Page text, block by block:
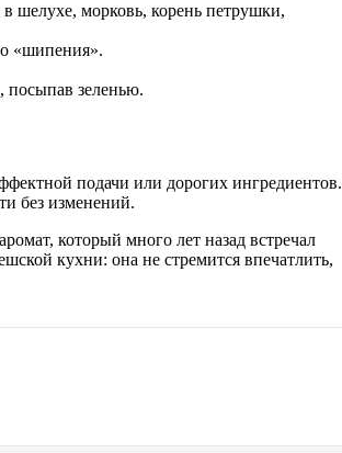
шелухе, морковь, корень петрушки,
«шипения».
посыпав зеленью.
подачи или дорогих ингредиентов.
без изменений.
который много лет назад встречал
кухни: она не стремится впечатлить,